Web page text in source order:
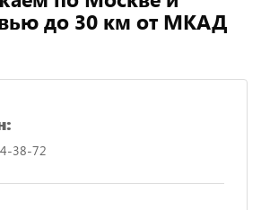
до 30 км от МКАД
38-72